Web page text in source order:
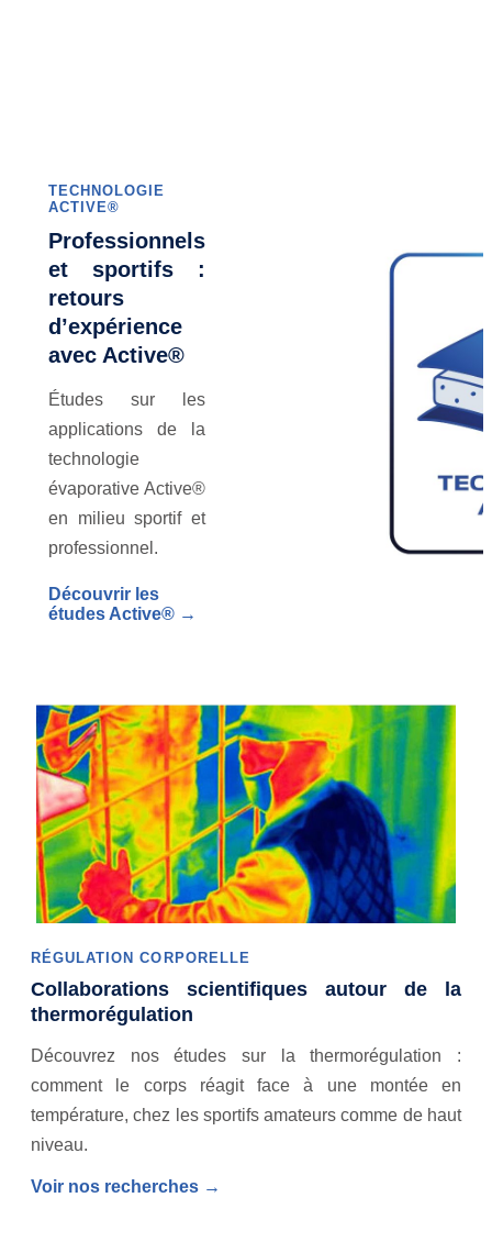
TECHNOLOGIE
ACTIVE®
Professionnels
et sportifs :
retours
d’expérience
avec Active®
Études sur les
applications de la
technologie
évaporative Active®
en milieu sportif et
professionnel.
Découvrir les
études Active® →
RÉGULATION CORPORELLE
Collaborations scientifiques autour de la
thermorégulation
Découvrez nos études sur la thermorégulation :
comment le corps réagit face à une montée en
température, chez les sportifs amateurs comme de haut
niveau.
Voir nos recherches →